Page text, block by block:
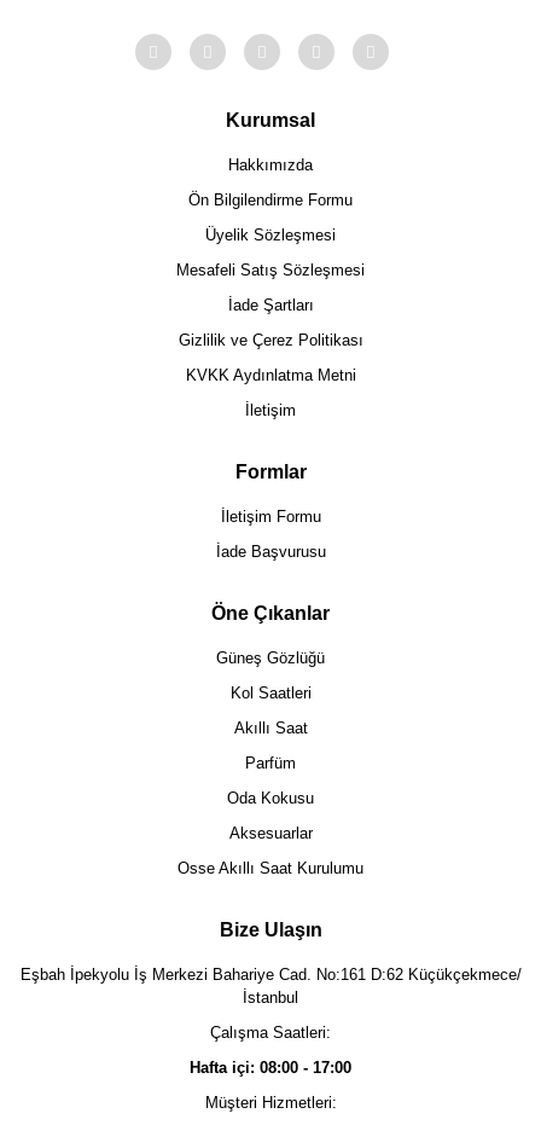
Kurumsal
Hakkımızda
Ön Bilgilendirme Formu
Üyelik Sözleşmesi
Mesafeli Satış Sözleşmesi
İade Şartları
Gizlilik ve Çerez Politikası
KVKK Aydınlatma Metni
İletişim
Formlar
İletişim Formu
İade Başvurusu
Öne Çıkanlar
Güneş Gözlüğü
Kol Saatleri
Akıllı Saat
Parfüm
Oda Kokusu
Aksesuarlar
Osse Akıllı Saat Kurulumu
Bize Ulaşın
Eşbah İpekyolu İş Merkezi Bahariye Cad. No:161 D:62 Küçükçekmece/
İstanbul
Çalışma Saatleri:
Hafta içi: 08:00 - 17:00
Müşteri Hizmetleri: